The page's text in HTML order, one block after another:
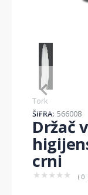
Item
1
of
1
Tork
ŠIFRA: 566008
Držač
crni
★ ★ ★ ★ ★ ( 0